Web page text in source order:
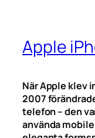
Apple
När Apple klev
2007
telefon – den
använda